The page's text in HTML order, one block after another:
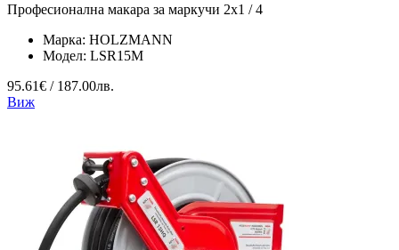
Професионална макара за маркучи 2x1 / 4
Марка: HOLZMANN
Модел: LSR15M
95.61€ / 187.00лв.
Виж